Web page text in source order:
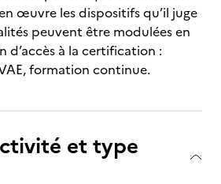
œuvre les dispositifs qu’il juge
peuvent être modulées en
à la certification :
formation continue.
et type